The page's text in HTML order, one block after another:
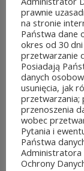
się
w
3
prawnie
na stronie
Państwa dane
okres od 30
przetwarzanie
Posiadają
danych
usunięcia, jak
przetwarzania;
przenoszenia
wobec
Pytania i
Państwa
Administratora
Ochrony